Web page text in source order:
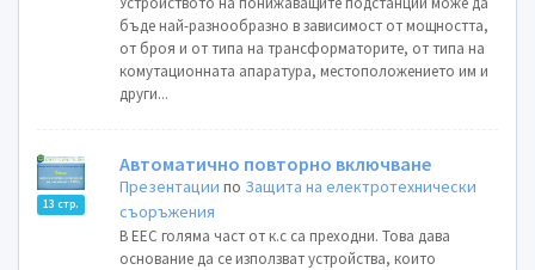
бъде най-разнообразно в зависимост от мощността,
от броя и от типа на трансформаторите, от типа на
комутационната апаратура, местоположението им и
други...
13 стр.
Автоматично повторно включване
Презентации по Защита на електротехнически
съоръжения
В ЕЕС голяма част от к.с са преходни. Това дава
основание да се използват устройства, които